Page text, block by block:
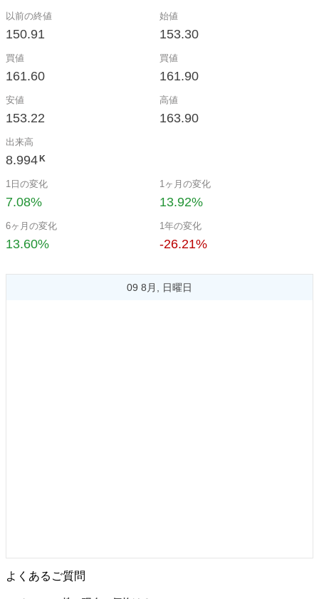
以前の終値
150.91
始値
153.30
買値
161.60
買値
161.90
安値
153.22
高値
163.90
出来高
8.994 K
1日の変化
7.08%
1ヶ月の変化
13.92%
6ヶ月の変化
13.60%
1年の変化
-26.21%
09 8月, 日曜日
よくあるご質問